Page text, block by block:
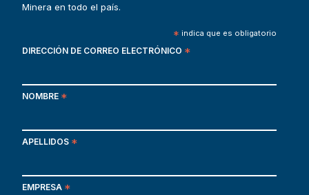
Minera en todo el país.
* indica que es obligatorio
DIRECCIÓN DE CORREO ELECTRÓNICO *
NOMBRE *
APELLIDOS *
EMPRESA *